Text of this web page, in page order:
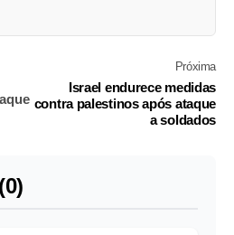
Próxima
Israel endurece medidas
contra palestinos após ataque
a soldados